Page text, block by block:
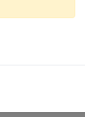
database, you